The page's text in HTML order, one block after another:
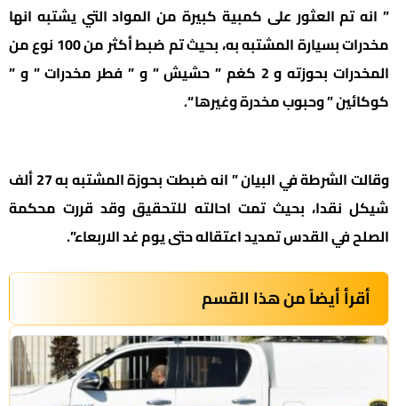
” انه تم العثور على كمبية كبيرة من المواد التي يشتبه انها
مخدرات بسيارة المشتبه به، بحيث تم ضبط أكثر من 100 نوع من
المخدرات بحوزته و 2 كغم ” حشيش ” و ” فطر مخدرات ” و ”
كوكائين ” وحبوب مخدرة وغيرها “.
وقالت الشرطة في البيان ” انه ضبطت بحوزة المشتبه به 27 ألف
شيكل نقدا، بحيث تمت احالته للتحقيق وقد قررت محكمة
الصلح في القدس تمديد اعتقاله حتى يوم غد الاربعاء”.
أقرأ أيضاً من هذا القسم